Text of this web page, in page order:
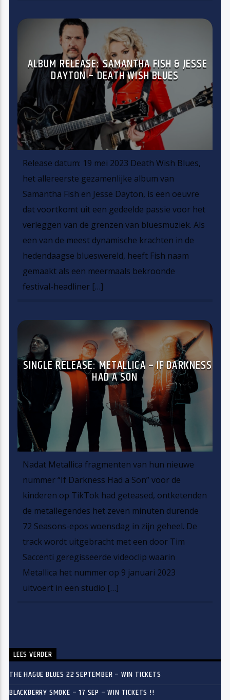
ALBUM RELEASE: SAMANTHA FISH & JESSE
DAYTON – DEATH WISH BLUES
Release datum: 19 mei 2023 Death Wish Blues,
het allereerste gezamenlijke album van
Samantha Fish en Jesse Dayton, is een oeuvre
dat voortkomt uit een gedeelde passie voor het
verleggen van de grenzen van bluesmuziek. Als
een van de meest dynamische krachten in de
hedendaagse blueswereld, heeft Fish naam
gemaakt als een meermaals bekroonde
festival-headliner […]
SINGLE RELEASE: METALLICA – IF DARKNESS
HAD A SON
Nadat Metallica fragmenten van hun nieuwe
nummer “If Darkness Had a Son” voor de
kinderen op TikTok had geteased, ontketenden
de metallegendes het zeven minuten durende
72 Seasons-epos woensdag in zijn geheel. De
track wordt uitgebracht met een door Tim
Saccenti geregisseerde videoclip waarin
Metallica het nummer op 9 januari 2023
uitvoert in een studio […]
LEES VERDER
THE HAGUE BLUES 22 SEPTEMBER – WIN TICKETS
BLACKBERRY SMOKE – 17 SEP – WIN TICKETS !!